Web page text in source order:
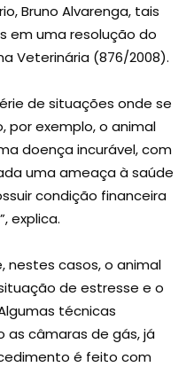
Bruno Alvarenga, tais
em uma resolução do
Veterinária (876/2008).
de situações onde se
por exemplo, o animal
doença incurável, com
uma ameaça à saúde
condição financeira
explica.
nestes casos, o animal
de estresse e o
técnicas
as câmaras de gás, já
é feito com